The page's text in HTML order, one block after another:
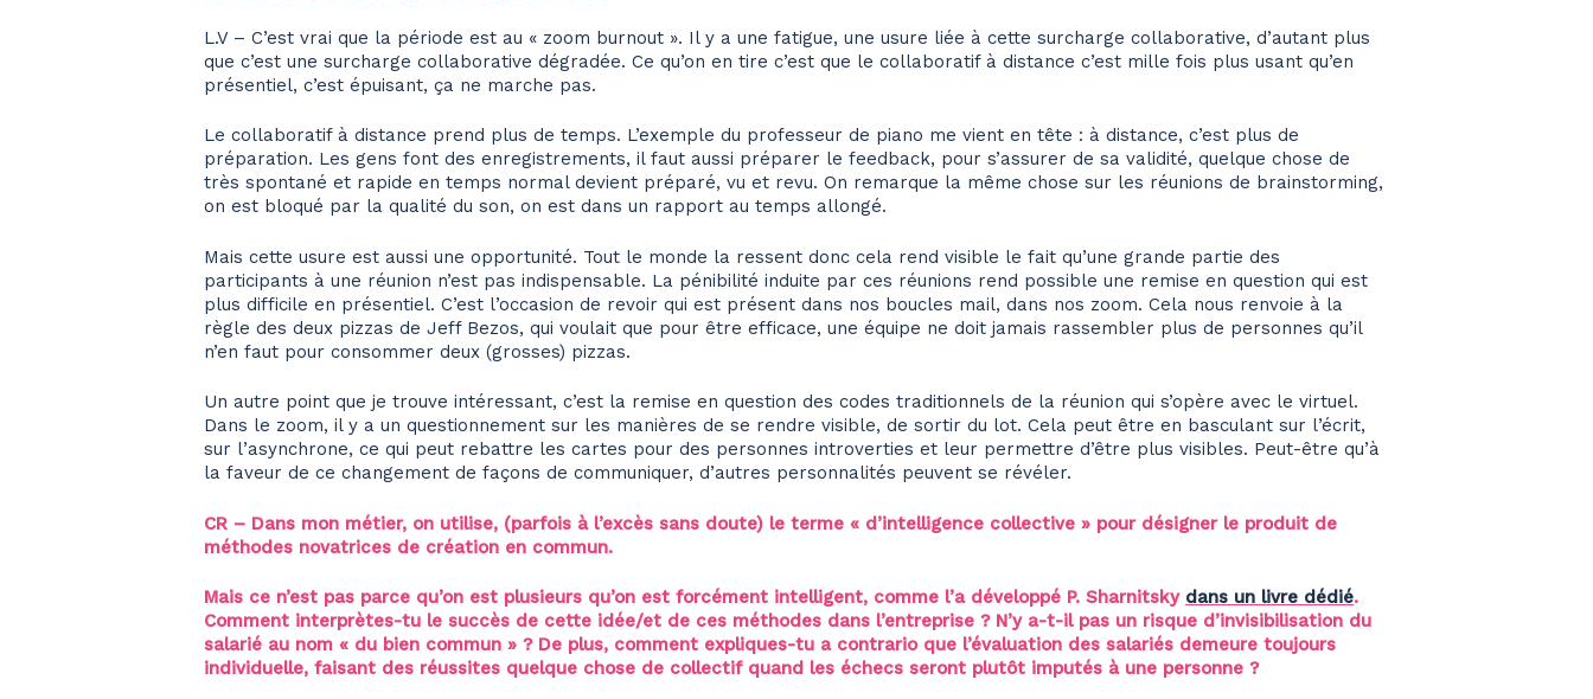
L.V – C’est vrai que la période est au « zoom burnout ». Il y a une fatigue, une usure liée à cette surcharge collaborative, d’autant plus
que c’est une surcharge collaborative dégradée. Ce qu’on en tire c’est que le collaboratif à distance c’est mille fois plus usant qu’en
présentiel, c’est épuisant, ça ne marche pas.
Le collaboratif à distance prend plus de temps. L’exemple du professeur de piano me vient en tête : à distance, c’est plus de
préparation. Les gens font des enregistrements, il faut aussi préparer le feedback, pour s’assurer de sa validité, quelque chose de
très spontané et rapide en temps normal devient préparé, vu et revu. On remarque la même chose sur les réunions de brainstorming,
on est bloqué par la qualité du son, on est dans un rapport au temps allongé.
Mais cette usure est aussi une opportunité. Tout le monde la ressent donc cela rend visible le fait qu’une grande partie des
participants à une réunion n’est pas indispensable. La pénibilité induite par ces réunions rend possible une remise en question qui est
plus difficile en présentiel. C’est l’occasion de revoir qui est présent dans nos boucles mail, dans nos zoom. Cela nous renvoie à la
règle des deux pizzas de Jeff Bezos, qui voulait que pour être efficace, une équipe ne doit jamais rassembler plus de personnes qu’il
n’en faut pour consommer deux (grosses) pizzas.
Un autre point que je trouve intéressant, c’est la remise en question des codes traditionnels de la réunion qui s’opère avec le virtuel.
Dans le zoom, il y a un questionnement sur les manières de se rendre visible, de sortir du lot. Cela peut être en basculant sur l’écrit,
sur l’asynchrone, ce qui peut rebattre les cartes pour des personnes introverties et leur permettre d’être plus visibles. Peut-être qu’à
la faveur de ce changement de façons de communiquer, d’autres personnalités peuvent se révéler.
CR – Dans mon métier, on utilise, (parfois à l’excès sans doute) le terme « d’intelligence collective » pour désigner le produit de
méthodes novatrices de création en commun.
Mais ce n’est pas parce qu’on est plusieurs qu’on est forcément intelligent, comme l’a développé P. Sharnitsky dans un livre dédié.
Comment interprètes-tu le succès de cette idée/et de ces méthodes dans l’entreprise ? N’y a-t-il pas un risque d’invisibilisation du
salarié au nom « du bien commun » ? De plus, comment expliques-tu a contrario que l’évaluation des salariés demeure toujours
individuelle, faisant des réussites quelque chose de collectif quand les échecs seront plutôt imputés à une personne ?